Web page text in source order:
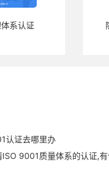
系认证
认证去哪里办
ISO 9001质量体系的认证,有